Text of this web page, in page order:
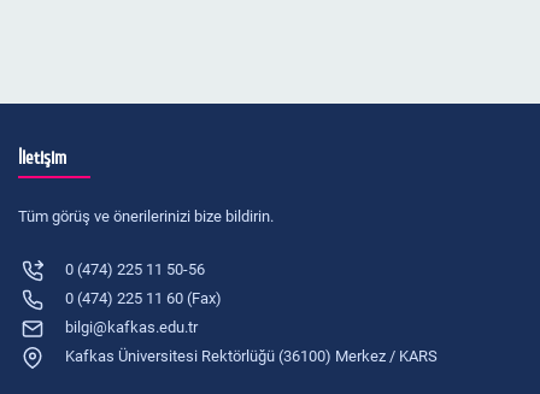
İletişim
Tüm görüş ve önerilerinizi bize bildirin.
0 (474) 225 11 50-56
0 (474) 225 11 60 (Fax)
bilgi@kafkas.edu.tr
Kafkas Üniversitesi Rektörlüğü (36100) Merkez / KARS